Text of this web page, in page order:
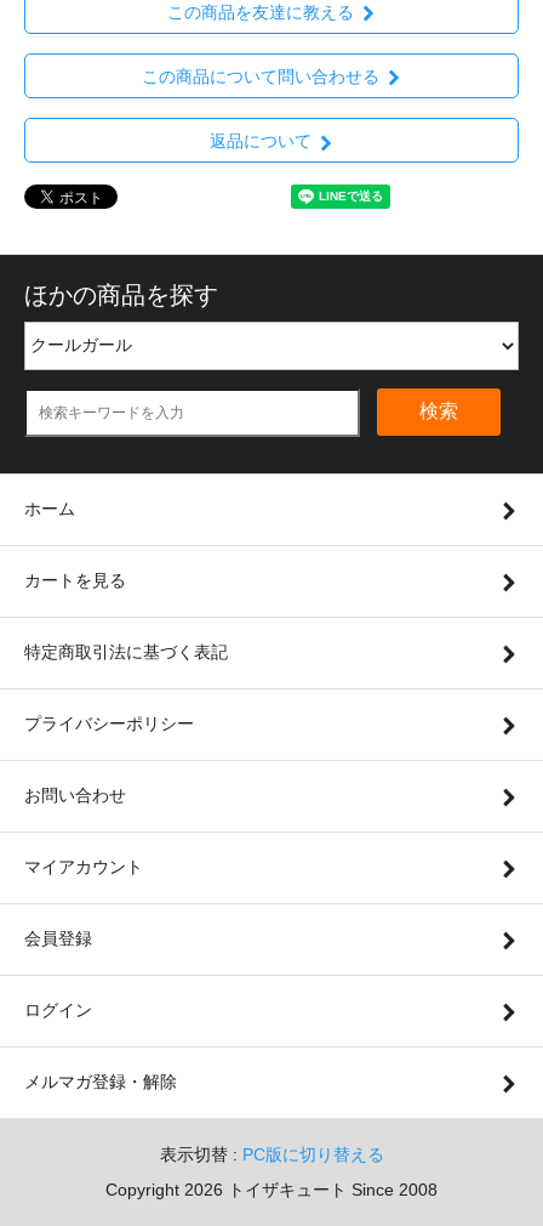
この商品を友達に教える
この商品について問い合わせる
返品について
ほかの商品を探す
検索
ホーム
カートを見る
特定商取引法に基づく表記
プライバシーポリシー
お問い合わせ
マイアカウント
会員登録
ログイン
メルマガ登録・解除
表示切替 : PC版に切り替える
Copyright 2026 トイザキュート Since 2008